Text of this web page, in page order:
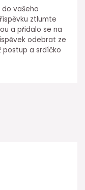
vašeho
ztlumte
a přidalo se na
odebrat ze
postup a srdíčko